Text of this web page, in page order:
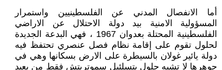
أما الانفصال المدني عن الفلسطينيين واستمرار
المسؤولية الامنية بيد دولة الاحتلال عن الاراضي
الفلسطينية المحتلة بعدوان 1967 ، فهي البدعة الجديدة
لحلول تقوم على إقامة نظام فصل عنصري تحتفظ فيه
دولة يائير غولان بالسيطرة على الارض بسكانها وهي في
جوهرها لا تشبه حلول بتسلئيل سموتريتش فقط من بعيد